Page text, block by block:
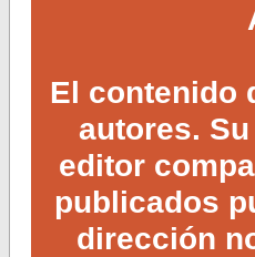
El contenido
autores.
editor
publicados
dirección